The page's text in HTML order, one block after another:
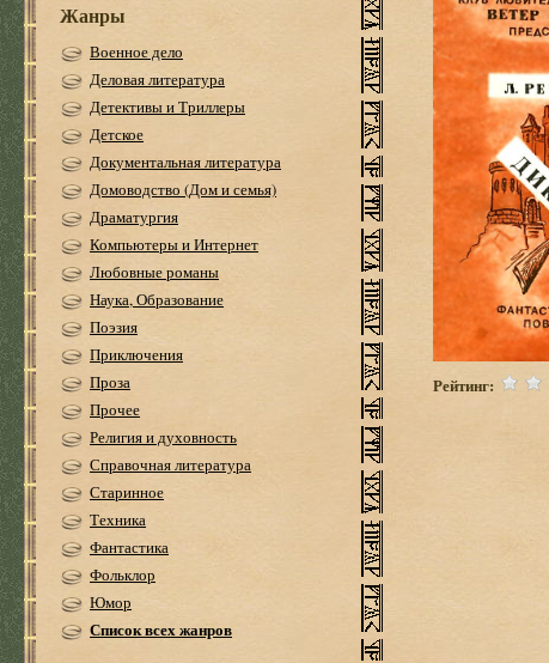
Жанры
Военное дело
Деловая литература
Детективы и Триллеры
Детское
Документальная литература
Домоводство (Дом и семья)
Драматургия
Компьютеры и Интернет
Любовные романы
Наука, Образование
Поэзия
Приключения
Проза
Прочее
Религия и духовность
Справочная литература
Старинное
Техника
Фантастика
Фольклор
Юмор
Список всех жанров
Рейтинг: